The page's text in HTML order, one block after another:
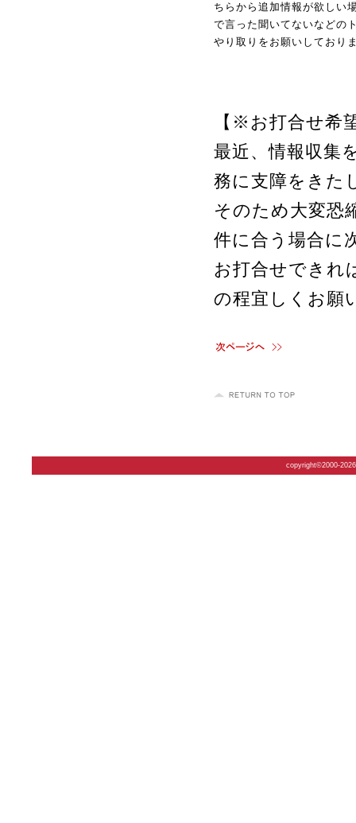
ちらから追加情報が欲しい
で言った聞いてないなどの
やり取りをお願いしており
【※お打合せ希
最近、情報収集
務に支障をきた
そのため大変恐
件に合う場合に
お打合せできれ
の程宜しくお願
copyright©2000-